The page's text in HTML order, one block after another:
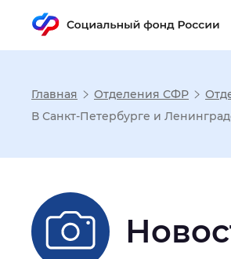
Шрифт: Без
Главная Отделения СФР
В Санкт-Петербурге и